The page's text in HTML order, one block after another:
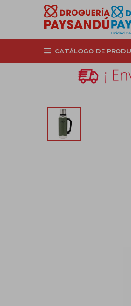
CATÁLOGO DE